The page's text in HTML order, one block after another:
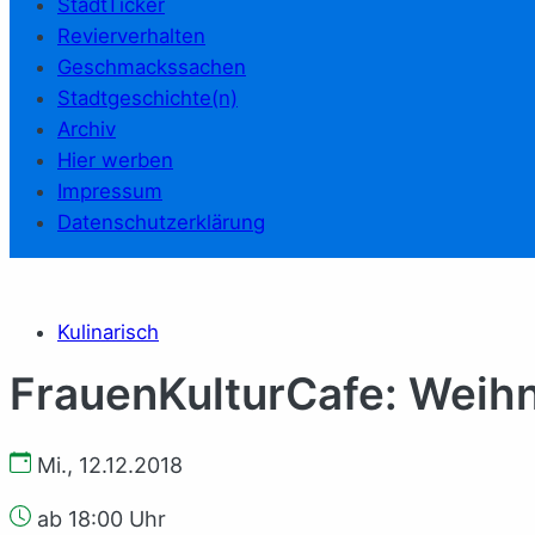
StadtTicker
Revierverhalten
Geschmackssachen
Stadtgeschichte(n)
Archiv
Hier werben
Impressum
Datenschutzerklärung
Kulinarisch
FrauenKulturCafe:
Mi., 12.12.2018
ab 18:00 Uhr